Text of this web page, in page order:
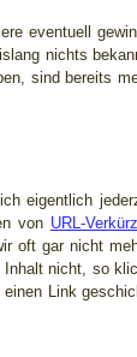
eventuell
nichts
sind bereits
eigentlich
von URL-
oft gar nicht
nicht, so
Link